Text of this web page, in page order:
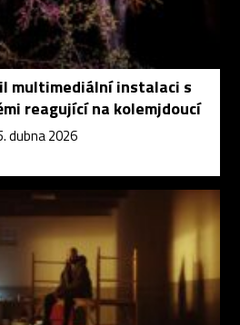
multimediální instalaci s
reagující na kolemjdoucí
dubna 2026